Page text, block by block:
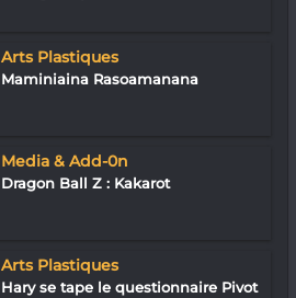
Arts Plastiques
Maminiaina Rasoamanana
Media & Add-0n
Dragon Ball Z : Kakarot
Arts Plastiques
Hary se tape le questionnaire Pivot